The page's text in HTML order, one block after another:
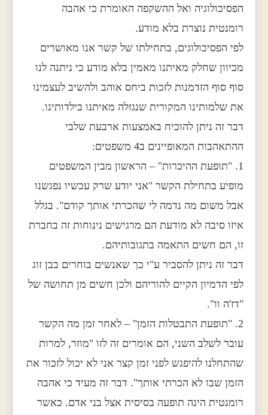
הפסיכולוגיה ואל ההשקפה האומרת כי אהבה
רומנטית נוצרת בלא מודע.
לפי הפסיכולוגים, בתחילתו של קשר אנו מאושרים
מכיוון שחלק מאיתנו מאמין בלא מודע כי ניתנה לנו
סוף סוף הזדמנות לזכות ביחס אוהב ולהשיב לעצמינו
את שלמותינו המקורית שנגזלה מאיתנו בילדותינו.
דבר זה ניתן להוכיח באמצעות ארבעת שלבי
ההתאהבות המאופיינים ב4 משפטים:
1. "תופעת ההיכרות" – הראשון מבין המשפטים
מופיע בתחילת הקשר "אני יודע שרק עכשיו נפגשנו
אבל משום מה נדמה לי שהכרתי אותך קודם". בגלל
איזו סיבה לא מודעת הם מרגישים נינוחות זה בחברת
זו, הם חשים התאמה בתגובותיהם.
דבר זה ניתן להסביר ע"י כך שאנשים בוחרים בבן זוג
לפי הדמיון הקיים להוריהם ולכן חשים מן תחושה של
"דז'ה וו".
2. "תופעת התבטלות הזמן" – לאחר זמן מה הקשר
עובר לשלב השני, הם אומרים זה לזו "מוזר, למרות
שהתחלנו להיפגש לפני זמן קצר אני לא יכול לזכור את
הזמן שבו לא הכרתי אותך". דבר זה מעיד כי אהבה
רומנטית הינה תופעה בסיסית אצל בני אדם. כאשר